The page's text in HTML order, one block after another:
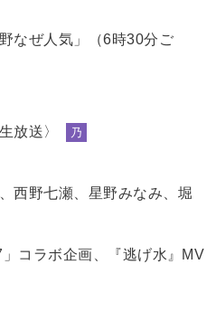
なぜ人気」（6時30分ご
放送〉 乃
西野七瀬、星野みなみ、堀
コラボ企画、『逃げ水』MV